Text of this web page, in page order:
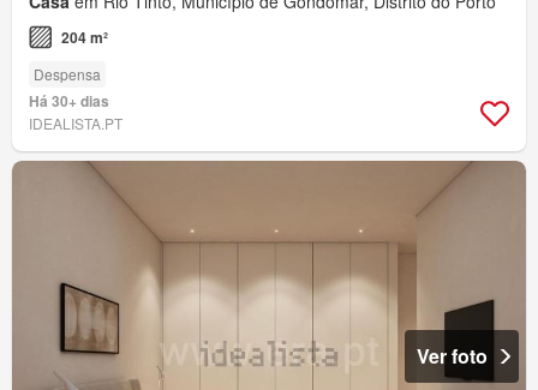
204 m²
Despensa
Há 30+ dias
IDEALISTA.PT
Ver foto